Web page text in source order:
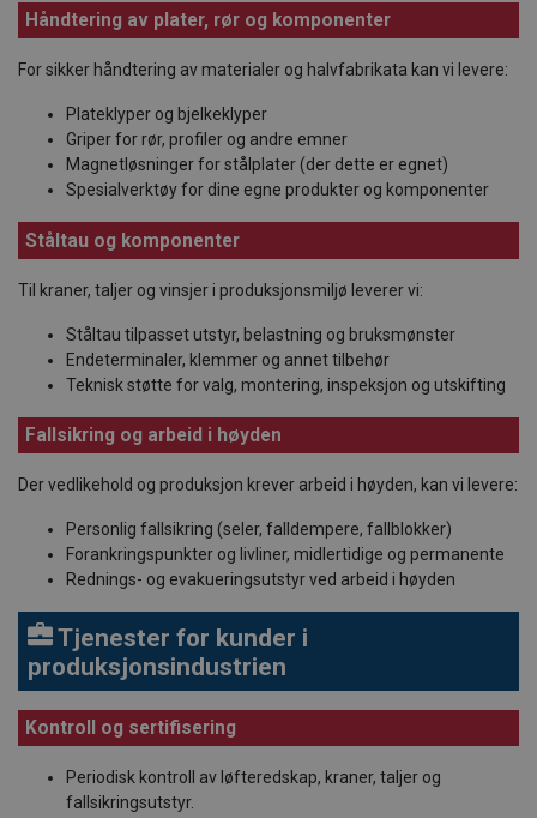
Håndtering av plater, rør og komponenter
For sikker håndtering av materialer og halvfabrikata kan vi levere:
Plateklyper og bjelkeklyper
Griper for rør, profiler og andre emner
Magnetløsninger for stålplater (der dette er egnet)
Spesialverktøy for dine egne produkter og komponenter
Ståltau og komponenter
Til kraner, taljer og vinsjer i produksjonsmiljø leverer vi:
Ståltau tilpasset utstyr, belastning og bruksmønster
Endeterminaler, klemmer og annet tilbehør
Teknisk støtte for valg, montering, inspeksjon og utskifting
Fallsikring og arbeid i høyden
Der vedlikehold og produksjon krever arbeid i høyden, kan vi levere:
Personlig fallsikring (seler, falldempere, fallblokker)
Forankringspunkter og livliner, midlertidige og permanente
Rednings- og evakueringsutstyr ved arbeid i høyden
Tjenester for kunder i
produksjonsindustrien
Kontroll og sertifisering
Periodisk kontroll av løfteredskap, kraner, taljer og
fallsikringsutstyr.